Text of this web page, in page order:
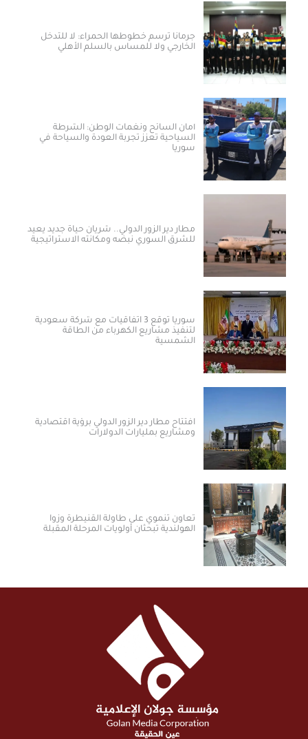
جرمانا ترسم خطوطها الحمراء: لا للتدخل
الخارجي ولا للمساس بالسلم الأهلي
أمان السائح ونغمات الوطن: الشرطة
السياحية تعزز تجربة العودة والسياحة في
سوريا
مطار دير الزور الدولي.. شريان حياة جديد يعيد
للشرق السوري نبضه ومكانته الاستراتيجية
سوريا توقع 3 اتفاقيات مع شركة سعودية
لتنفيذ مشاريع الكهرباء من الطاقة
الشمسية
افتتاح مطار دير الزور الدولي برؤية اقتصادية
ومشاريع بمليارات الدولارات ​
تعاون تنموي على طاولة القنيطرة وزوا
الهولندية تبحثان أولويات المرحلة المقبلة